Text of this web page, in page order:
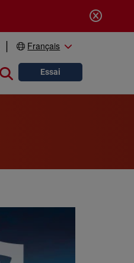
Français
Close search
Essai